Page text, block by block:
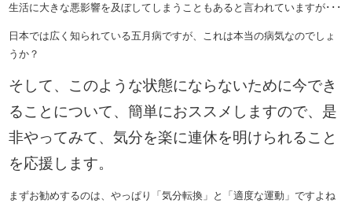
生活に大きな悪影響を及ぼしてしまうこともあると言われていますが･･･
日本では広く知られている五月病ですが、これは本当の病気なのでしょ
うか？
そして、このような状態にならないために今でき
ることについて、簡単におススメしますので、是
非やってみて、気分を楽に連休を明けられること
を応援します。
まずお勧めするのは、やっぱり「気分転換」と「適度な運動」ですよね